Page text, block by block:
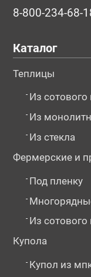
8-800-234-68-
Каталог
Теплицы
- Из сотового
- Из
- Из стекла
Фермерские и
- Под пленку
-
- Из сотового
Купола
- Купол из